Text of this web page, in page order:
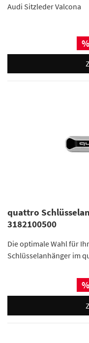
Audi Sitzleder Valcona
%
quattro
3182100500
Die optimale Wahl für
Schlüsselanhänger im
%